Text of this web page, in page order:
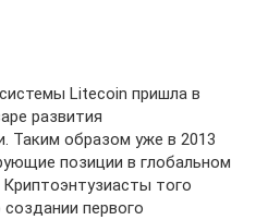
Litecoin пришла в
развития
Таким образом уже в 2013
позиции в глобальном
того
первого